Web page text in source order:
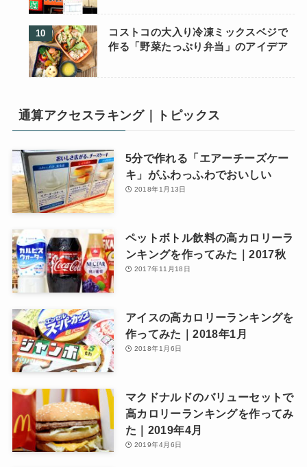
コストコの大入り冷凍ミックスベジで
作る「野菜たっぷり弁当」のアイデア
通算アクセスラキング｜トピックス
5分で作れる「エアーチーズケー
キ」がふわっふわでおいしい
2018年1月13日
ペットボトル飲料の高カロリーラ
ンキングを作ってみた｜2017秋
2017年11月18日
アイスの高カロリーランキングを
作ってみた｜2018年1月
2018年1月6日
マクドナルドのバリューセットで
高カロリーランキングを作ってみ
た｜2019年4月
2019年4月6日